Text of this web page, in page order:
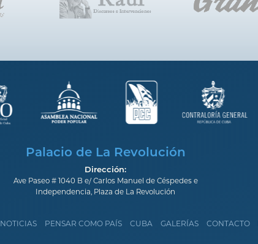
Palacio de La Revolución
Dirección:
Ave Paseo # 1040 B e/ Carlos Manuel de Céspedes e
Independencia, Plaza de La Revolución
NOTICIAS PENSAR COMO PAÍS CUBA GALERÍAS CONTACTO